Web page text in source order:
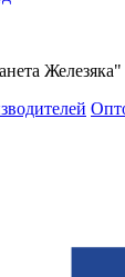
Железяка"